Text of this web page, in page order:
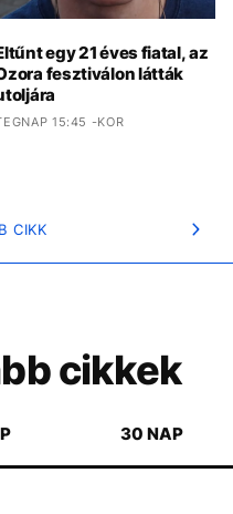
egy 21 éves fiatal, az
fesztiválon látták
15:45 -KOR
CIKK
cikkek
30 NAP